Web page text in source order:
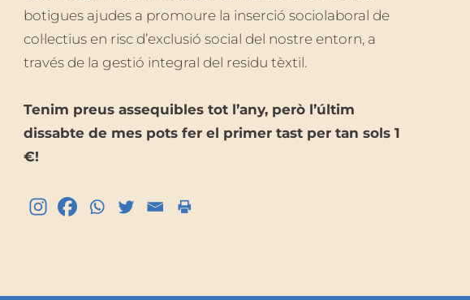
botigues ajudes a promoure la inserció sociolaboral de
col·lectius en risc d’exclusió social del nostre entorn, a
través de la gestió integral del residu tèxtil.
Tenim preus assequibles tot l’any, però l’últim
dissabte de mes pots fer el primer tast per tan sols 1
€!